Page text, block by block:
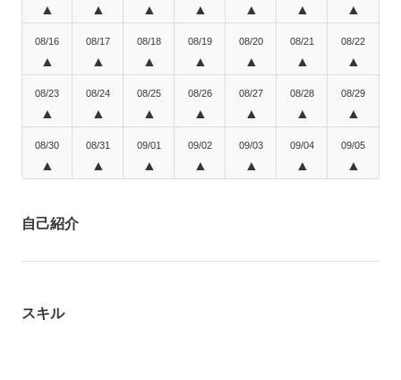
▲ ▲ ▲ ▲ ▲ ▲ ▲
08/16
▲
08/17
▲
08/18
▲
08/19
▲
08/20
▲
08/21
▲
08/22
▲
08/23
▲
08/24
▲
08/25
▲
08/26
▲
08/27
▲
08/28
▲
08/29
▲
08/30
▲
08/31
▲
09/01
▲
09/02
▲
09/03
▲
09/04
▲
09/05
▲
自己紹介
スキル